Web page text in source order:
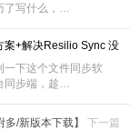
了写什么，…
+解决Resilio Sync 没…
下这个文件同步软
同步端，趁…
/新版本下载】 下一篇